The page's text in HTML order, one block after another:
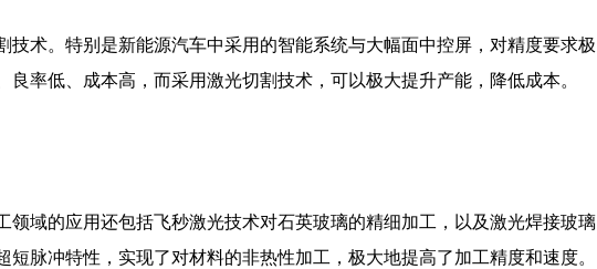
技术。特别是新能源汽车中采用的智能系统与大幅面中控屏，对精度要求极
率低、成本高，而采用激光切割技术，可以极大提升产能，降低成本。
领域的应用还包括飞秒激光技术对石英玻璃的精细加工，以及激光焊接玻璃
脉冲特性，实现了对材料的非热性加工，极大地提高了加工精度和速度。